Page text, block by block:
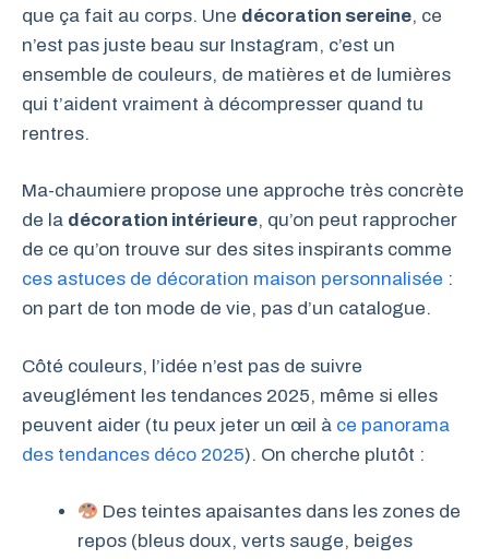
que ça fait au corps. Une décoration sereine, ce
n’est pas juste beau sur Instagram, c’est un
ensemble de couleurs, de matières et de lumières
qui t’aident vraiment à décompresser quand tu
rentres.
Ma-chaumiere propose une approche très concrète
de la décoration intérieure, qu’on peut rapprocher
de ce qu’on trouve sur des sites inspirants comme
ces astuces de décoration maison personnalisée :
on part de ton mode de vie, pas d’un catalogue.
Côté couleurs, l’idée n’est pas de suivre
aveuglément les tendances 2025, même si elles
peuvent aider (tu peux jeter un œil à ce panorama
des tendances déco 2025). On cherche plutôt :
Des teintes apaisantes dans les zones de
repos (bleus doux, verts sauge, beiges